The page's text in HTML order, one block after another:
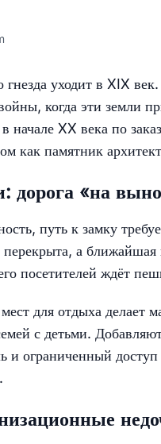
уходит в XIX
когда эти земли
начале XX века по
как памятник
дорога «на
путь к замку
а
посетителей ждёт
для отдыха
с детьми.
и ограниченный